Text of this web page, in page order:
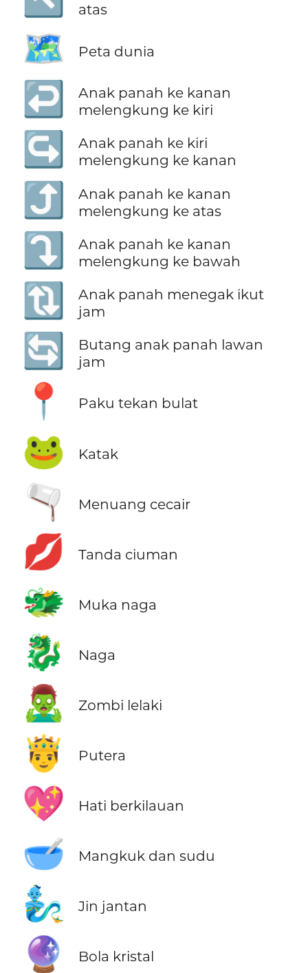
atas
🗺️ Peta dunia
↩️
Anak panah ke kanan
melengkung ke kiri
↪️
Anak panah ke kiri
melengkung ke kanan
⤴️
Anak panah ke kanan
melengkung ke atas
⤵️
Anak panah ke kanan
melengkung ke bawah
🔃
Anak panah menegak ikut
jam
🔄
Butang anak panah lawan
jam
📍 Paku tekan bulat
🐸 Katak
🫗 Menuang cecair
💋 Tanda ciuman
🐲 Muka naga
🐉 Naga
🧟‍♂️ Zombi lelaki
🤴 Putera
💖 Hati berkilauan
🥣 Mangkuk dan sudu
🧞‍♂️ Jin jantan
🔮 Bola kristal